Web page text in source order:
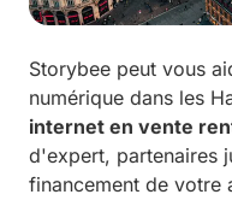
Storybee peut vous
numérique dans les
internet en vente
d'expert, partenaires
financement de votre